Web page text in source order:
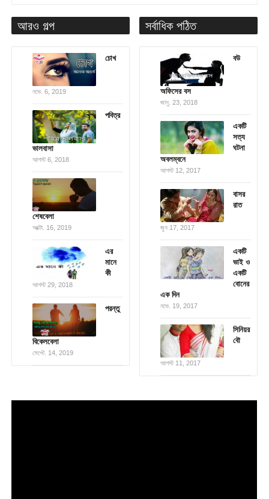
আরও গল্প
চোখ
নভে. 6, 2019
পবিত্র
ভালবাসা
আগস্ট 6, 2018
শেষবেলা
অক্টো. 16, 2019
এর
মানে
কী
আগস্ট 29, 2018
পরন্তু
বিকেলবেলা
সেপ্টে. 14, 2019
সর্বাধিক পঠিত
বউ
অফিসের বস
জানু. 23, 2018
একটি
সত্য
ঘটনা
অবলম্বনে
আগস্ট 12, 2017
বাসর
রাত
জুন 17, 2017
একটি
ভাই ও
একটি
বোনের
এক দিন
নভে. 19, 2017
সিনিয়র
বৌ
আগস্ট 11, 2017